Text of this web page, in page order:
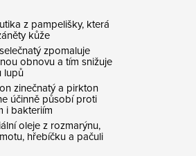
z pampelišky, která
kůže
zpomaluje
obnovu a tím snižuje
lupů
zinečnatý a pirkton
účinně působí proti
i bakteriím
oleje z rozmarýnu,
hřebíčku a pačuli